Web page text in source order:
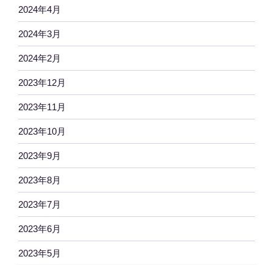
2024年4月
2024年3月
2024年2月
2023年12月
2023年11月
2023年10月
2023年9月
2023年8月
2023年7月
2023年6月
2023年5月